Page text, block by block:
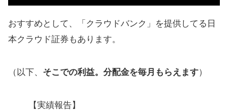
おすすめとして、「クラウドバンク」を提供してる日
本クラウド証券もあります。
（以下、 そこでの利益。分配金を毎月もらえます）
【実績報告】